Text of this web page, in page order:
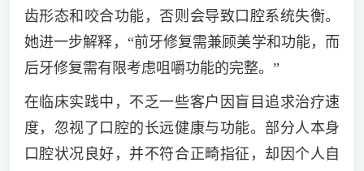
齿形态和咬合功能，否则会导致口腔系统失衡。
她进一步解释，“前牙修复需兼顾美学和功能，而
后牙修复需有限考虑咀嚼功能的完整。”
在临床实践中，不乏一些客户因盲目追求治疗速
度，忽视了口腔的长远健康与功能。部分人本身
口腔状况良好，并不符合正畸指征，却因个人自